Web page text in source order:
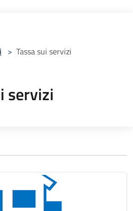
> Tassa sui servizi
servizi